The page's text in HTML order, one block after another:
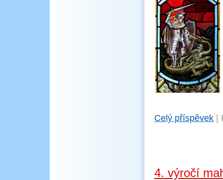
Celý příspěvek
4. výročí